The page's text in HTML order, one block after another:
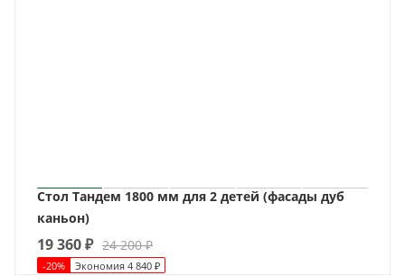
Стол Тандем 1800 мм для 2 детей (фасады дуб
каньон)
19 360₽ 24 200₽
-20% Экономия 4 840 ₽